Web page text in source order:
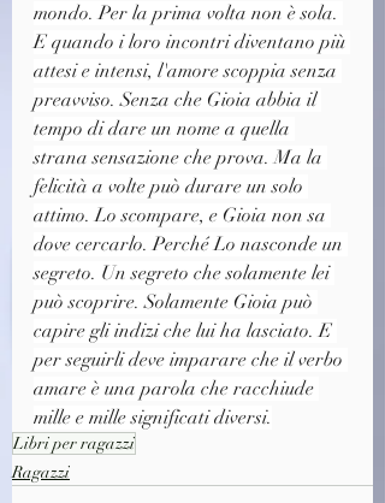
mondo. Per la prima volta non è sola.
E quando i loro incontri diventano più
attesi e intensi, l'amore scoppia senza
preavviso. Senza che Gioia abbia il
tempo di dare un nome a quella
strana sensazione che prova. Ma la
felicità a volte può durare un solo
attimo. Lo scompare, e Gioia non sa
dove cercarlo. Perché Lo nasconde un
segreto. Un segreto che solamente lei
può scoprire. Solamente Gioia può
capire gli indizi che lui ha lasciato. E
per seguirli deve imparare che il verbo
amare è una parola che racchiude
mille e mille significati diversi.
Libri per ragazzi
Ragazzi